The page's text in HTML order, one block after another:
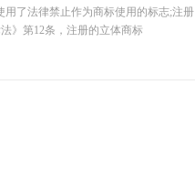
了法律禁止作为商标使用的标志;注册
》第12条，注册的立体商标